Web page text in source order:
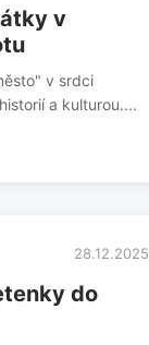
v
v srdci
a kulturou....
28.12.2025
do